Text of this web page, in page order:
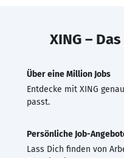
XING –
Über eine Million Jobs
Entdecke mit XING
passt.
Persönliche Job-
Lass Dich finden von